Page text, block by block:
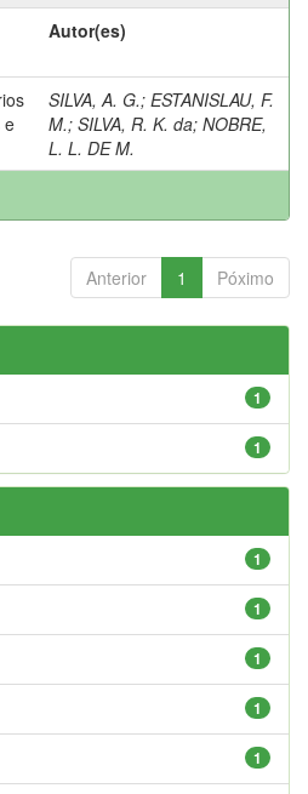
Autor(es)
e
SILVA, A. G.; ESTANISLAU, F.
M.; SILVA, R. K. da; NOBRE,
L. L. DE M.
Anterior 1 Póximo
1
1
1
1
1
1
1